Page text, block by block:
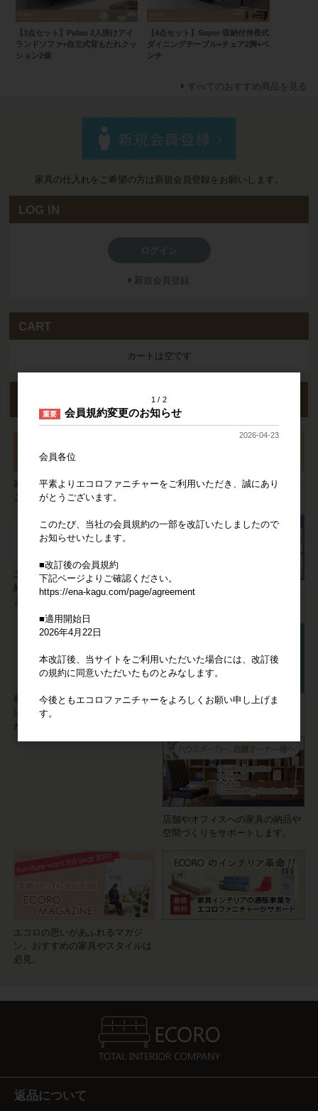
【3点セット】Pulau 2人掛けアイ
ランドソファ+自立式背もたれクッ
ション2個
【4点セット】Super 収納付伸長式
ダイニングテーブル+チェア2脚+ベ
ンチ
すべてのおすすめ商品を見る
家具の仕入れをご希望の方は新規会員登録をお願いします。
LOG IN
新規会員登録
CART
カートは空です
家具についてのご要望やご質問は
こちらより承ります。
ご注文の流れやお支払い方法など
エコロファニチャーの"強み"をご
紹介。他の家具卸サイトとは違い
ます！
【会員限定】仕入れた家具の写真
事業者の方の家具の仕入れには決
済システム「Bカート掛け払い」
が便利です。
家具に不具合が発生しても安心。
店舗やオフィスへの家具の納品や
空間づくりをサポートします。
エコロの思いがあふれるマガジ
ン。おすすめの家具やスタイルは
必見。
返品について
1 2
重要 会員規約変更のお知らせ
2026-04-23
会員各位
平素よりエコロファニチャーをご利用いただき、誠にあり
がとうございます。
このたび、当社の会員規約の一部を改訂いたしましたので
お知らせいたします。
■改訂後の会員規約
下記ページよりご確認ください。
https://ena-kagu.com/page/agreement
■適用開始日
2026年4月22日
本改訂後、当サイトをご利用いただいた場合には、改訂後
の規約に同意いただいたものとみなします。
今後ともエコロファニチャーをよろしくお願い申し上げま
す。